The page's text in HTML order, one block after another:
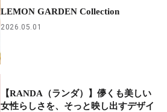
LEMON GARDEN Collection
2026.05.01
【RANDA（ランダ）】儚くも美しい
女性らしさを、そっと映し出すデザイ